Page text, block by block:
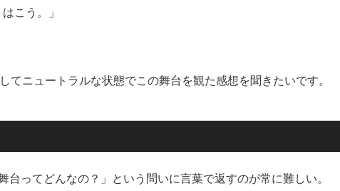
こう。」
てニュートラルな状態でこの舞台を観た感想を聞きたいです。
台ってどんなの？」という問いに言葉で返すのが常に難しい。